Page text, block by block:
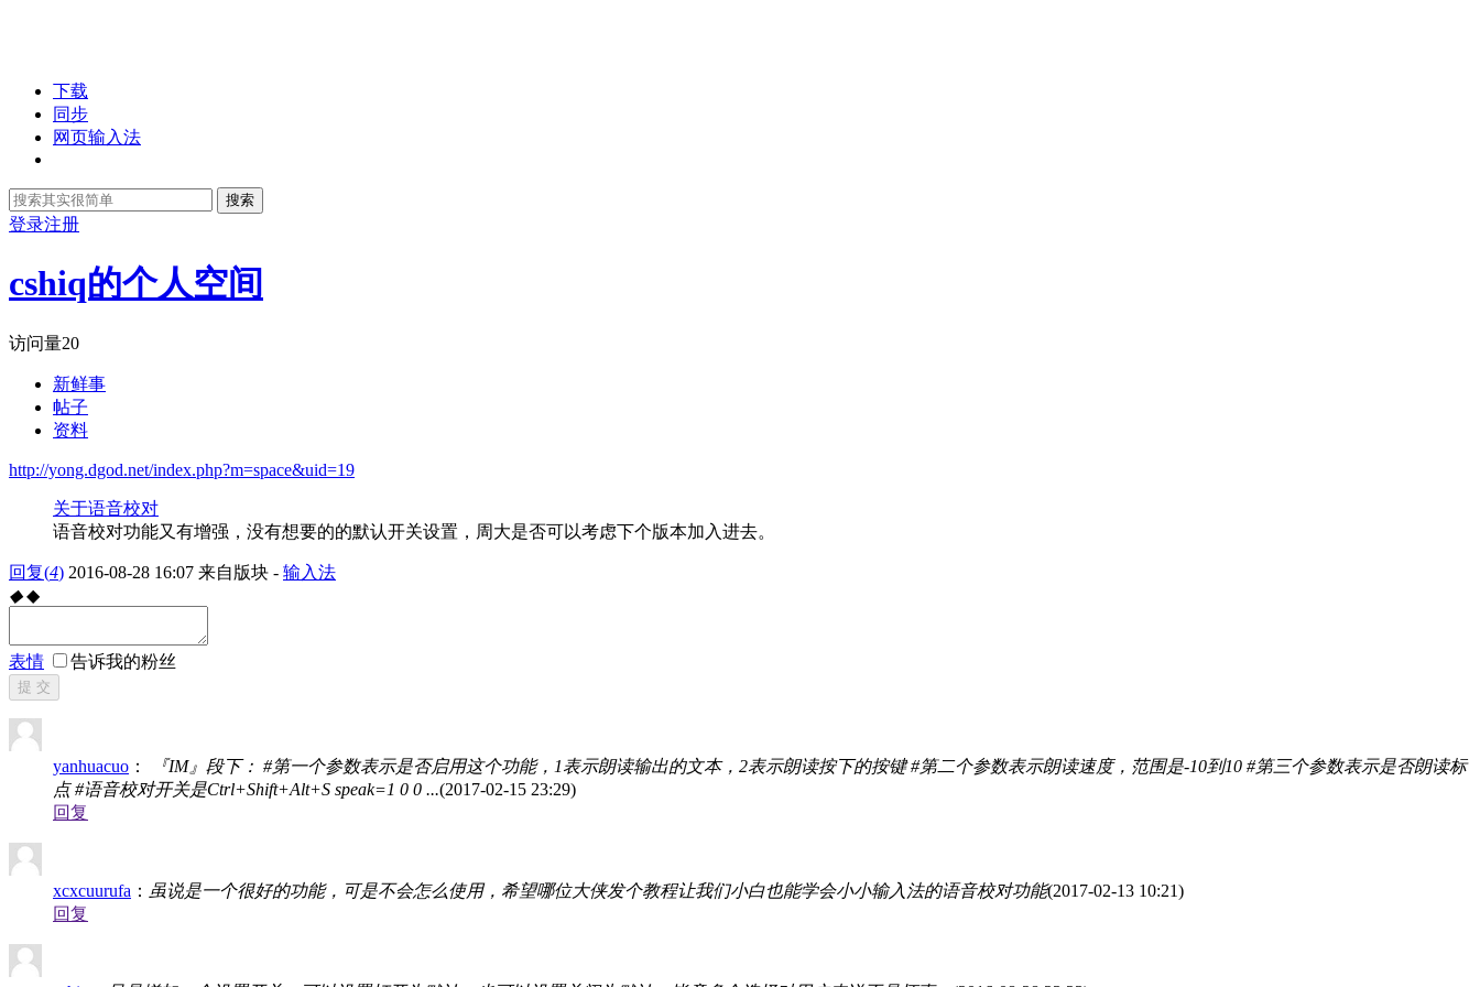
下载
同步
网页输入法
搜索
登录注册
cshiq的个人空间
访问量20
新鲜事
帖子
资料
http://yong.dgod.net/index.php?m=space&uid=19
关于语音校对
语音校对功能又有增强，没有想要的的默认开关设置，周大是否可以考虑下个版本加入进去。
回复(4) 2016-08-28 16:07 来自版块 - 输入法
◆ ◆
表情 告诉我的粉丝
提 交
yanhuacuo ：
『IM』段下： #第一个参数表示是否启用这个功能，1表示朗读输出的文本，2表示朗读按下的按键 #第二个参数表示朗读速度，范围是-10到10 #第三个参数表示是否朗读标
点 #语音校对开关是Ctrl+Shift+Alt+S speak=1 0 0 ...(2017-02-15 23:29)
回复
xcxcuurufa ： 虽说是一个很好的功能，可是不会怎么使用，希望哪位大侠发个教程让我们小白也能学会小小输入法的语音校对功能(2017-02-13 10:21)
回复